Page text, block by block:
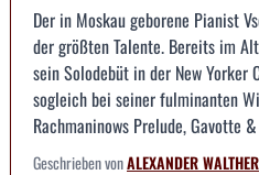
Der in Moskau geborene Pianist
der größten Talente. Bereits im
sein Solodebüt in der New Yorker
sogleich bei seiner fulminanten
Rachmaninows Prelude, Gavotte
Geschrieben vonALEXANDER WALTHER